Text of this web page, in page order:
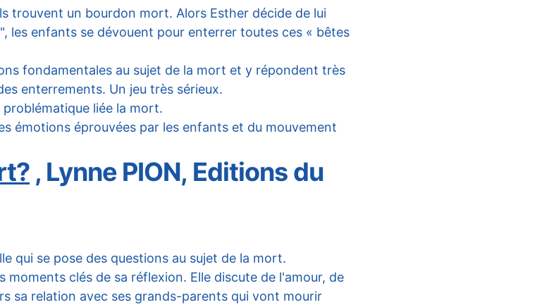
trouvent un bourdon mort. Alors Esther décide de lui
les enfants se dévouent pour enterrer toutes ces « bêtes
fondamentales au sujet de la mort et y répondent très
enterrements. Un jeu très sérieux.
liée la mort.
émotions éprouvées par les enfants et du mouvement
, Lynne PION, Editions du
qui se pose des questions au sujet de la mort.
clés de sa réflexion. Elle discute de l'amour, de
sa relation avec ses grands-parents qui vont mourir